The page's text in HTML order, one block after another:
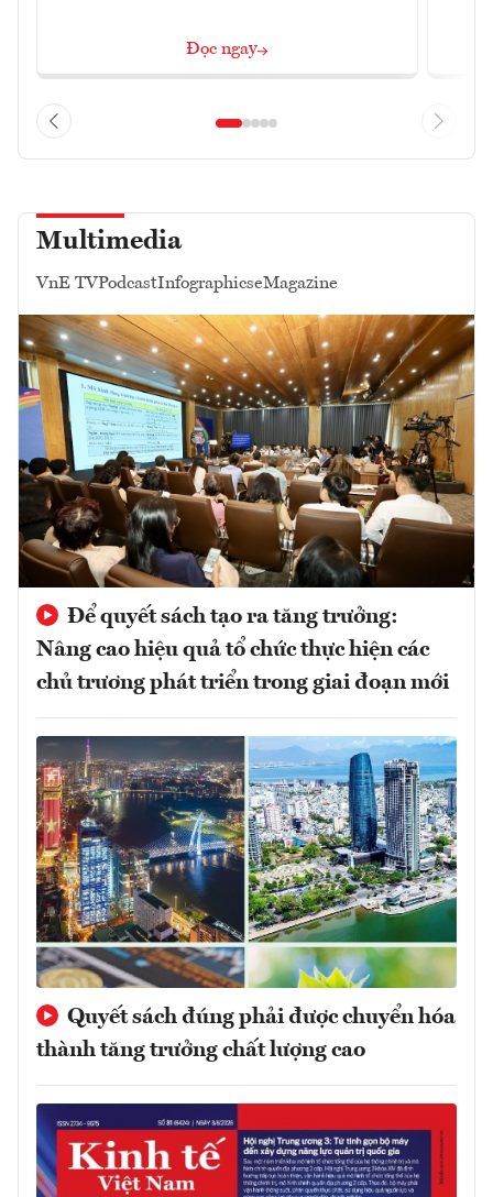
Đọc ngay
Multimedia
VnE TVPodcastInfographicseMagazine
Để quyết sách tạo ra tăng trưởng:
Nâng cao hiệu quả tổ chức thực hiện các
chủ trương phát triển trong giai đoạn mới
Quyết sách đúng phải được chuyển hóa
thành tăng trưởng chất lượng cao